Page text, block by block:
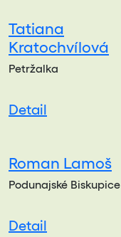
Tatiana
Kratochvílová
Petržalka
Detail
Roman Lamoš
Podunajské Biskupice
Detail